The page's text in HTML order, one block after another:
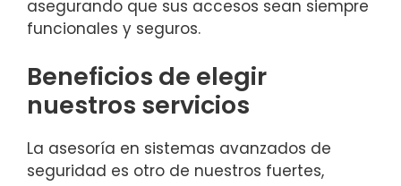
asegurando que sus accesos sean siempre
funcionales y seguros.
Beneficios de elegir
nuestros servicios
La asesoría en sistemas avanzados de
seguridad es otro de nuestros fuertes,